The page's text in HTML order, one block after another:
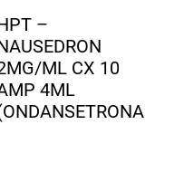
–
ML CX 10
4ML